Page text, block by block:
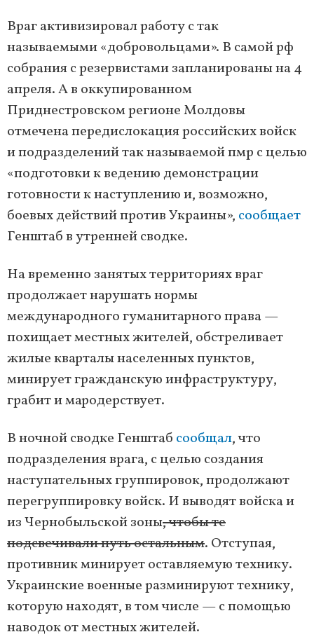
Враг активизировал работу с так
называемыми «добровольцами». В самой рф
собрания с резервистами запланированы на 4
апреля. А в оккупированном
Приднестровском регионе Молдовы
отмечена передислокация российских войск
и подразделений так называемой пмр с целью
«подготовки к ведению демонстрации
готовности к наступлению и, возможно,
боевых действий против Украины», сообщает
Генштаб в утренней сводке.
На временно занятых территориях враг
продолжает нарушать нормы
международного гуманитарного права —
похищает местных жителей, обстреливает
жилые кварталы населенных пунктов,
минирует гражданскую инфраструктуру,
грабит и мародерствует.
В ночной сводке Генштаб сообщал, что
подразделения врага, с целью создания
наступательных группировок, продолжают
перегруппировку войск. И выводят войска и
из Чернобыльской зоны, чтобы те
подсвечивали путь остальным. Отступая,
противник минирует оставляемую технику.
Украинские военные разминируют технику,
которую находят, в том числе — с помощью
наводок от местных жителей.